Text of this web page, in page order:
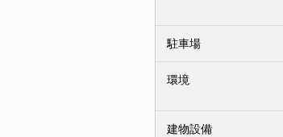
駐車場
環境
建物設備